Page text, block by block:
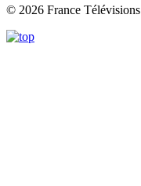
© 2026 France Télévisions